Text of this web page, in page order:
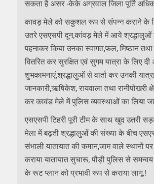
सकता है असर -केके अग्रवाल जिला पूर्ति
कावड़ मेले को सकुशल रूप से संपन्न कराने के
उतरे एसएसपी दून,कांवड़ मेले में आये श्रद्धालुओं
पहनाकर किया उनका स्वागत,फल, मिष्ठान तथा
वितरित कर सुरक्षित एवं सुगम यात्रा के लिए दी
शुभकामनाएं,श्रद्धालुओं से वार्ता कर उनकी
जानकारी,ऋषिकेश, रायवाला तथा रानीपोखरी
कर कावंड मेले में पुलिस व्यवस्थाओं का लिया
एसएसपी टिहरी पूरी टीम के साथ खुद उतरी
मेला में बढ़ती श्रद्धालुओं की संख्या के बीच
संभाली यातायात की कमान,जाम वाले स्थानों
कराया यातायात सुचारू, पौड़ी पुलिस से
के रूट प्लान को प्रभावी रूप से कराया लागू.!